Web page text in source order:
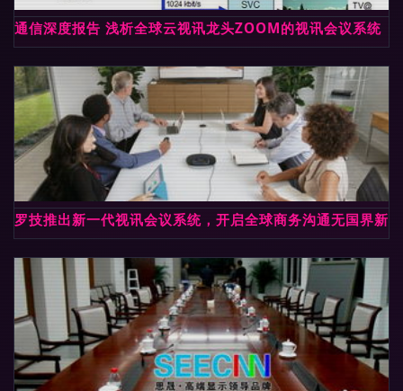
通信深度报告 浅析全球云视讯龙头ZOOM的视讯会议系统
罗技推出新一代视讯会议系统，开启全球商务沟通无国界新